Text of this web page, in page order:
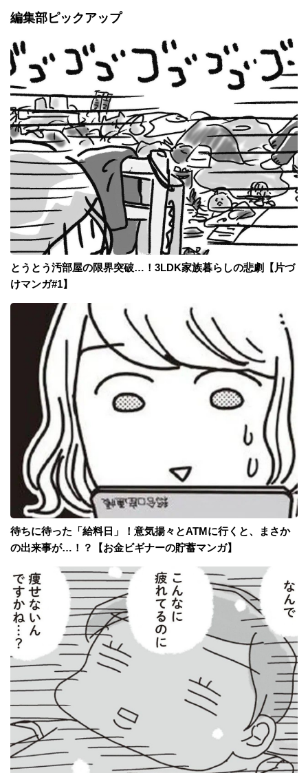
編集部ピックアップ
とうとう汚部屋の限界突破…！3LDK家族暮らしの悲劇【片づ
けマンガ#1】
待ちに待った「給料日」！意気揚々とATMに行くと、まさか
の出来事が…！？【お金ビギナーの貯蓄マンガ】